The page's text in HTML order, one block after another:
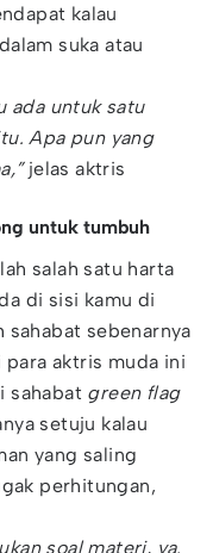
kalau
suka atau
ada untuk satu
Apa pun yang
jelas aktris
untuk tumbuh
salah satu harta
di sisi kamu di
sahabat sebenarnya
aktris muda ini
sahabat green flag
setuju kalau
yang saling
perhitungan,
soal materi, ya.